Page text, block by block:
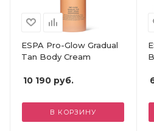
ESPA Pro-Glow Gradual
Tan Body Cream
10 190 руб.
В КОРЗИНУ